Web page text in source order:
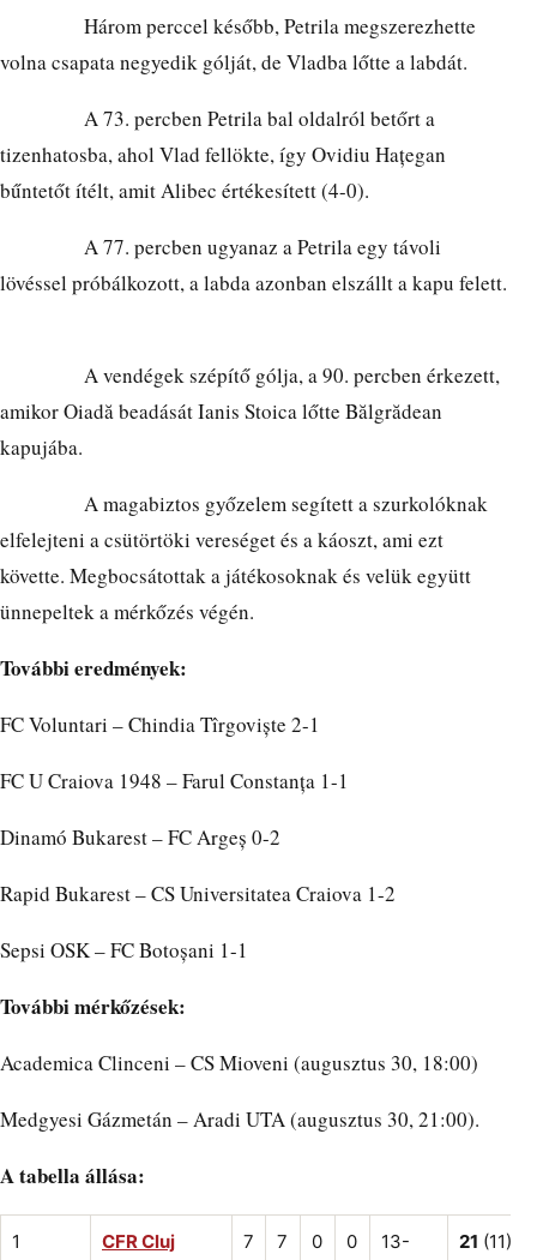
Három perccel később, Petrila megszerezhette
volna csapata negyedik gólját, de Vladba lőtte a labdát.
A 73. percben Petrila bal oldalról betőrt a
tizenhatosba, ahol Vlad fellökte, így Ovidiu Hațegan
bűntetőt ítélt, amit Alibec értékesített (4-0).
A 77. percben ugyanaz a Petrila egy távoli
lövéssel próbálkozott, a labda azonban elszállt a kapu felett.
A vendégek szépítő gólja, a 90. percben érkezett,
amikor Oiadă beadását Ianis Stoica lőtte Bălgrădean
kapujába.
A magabiztos győzelem segített a szurkolóknak
elfelejteni a csütörtöki vereséget és a káoszt, ami ezt
követte. Megbocsátottak a játékosoknak és velük együtt
ünnepeltek a mérkőzés végén.
További eredmények:
FC Voluntari – Chindia Tîrgoviște 2-1
FC U Craiova 1948 – Farul Constanța 1-1
Dinamó Bukarest – FC Argeș 0-2
Rapid Bukarest – CS Universitatea Craiova 1-2
Sepsi OSK – FC Botoșani 1-1
További mérkőzések:
Academica Clinceni – CS Mioveni (augusztus 30, 18:00)
Medgyesi Gázmetán – Aradi UTA (augusztus 30, 21:00).
A tabella állása:
1 CFR Cluj 7 7 0 0
13-
21 (11)